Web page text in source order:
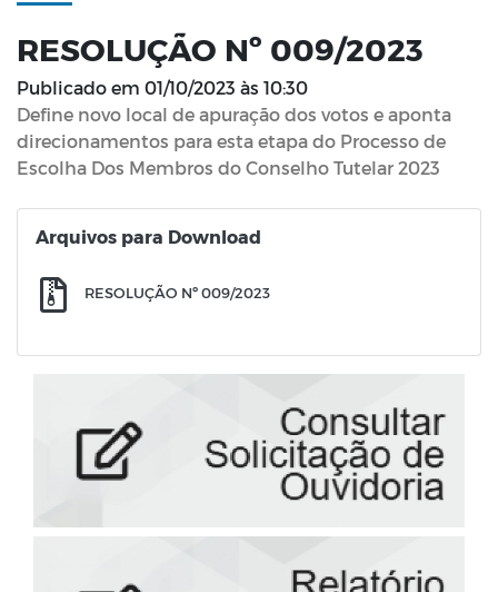
RESOLUÇÃO Nº 009/2023
Publicado em 01/10/2023 às 10:30
Define novo local de apuração dos votos e aponta
direcionamentos para esta etapa do Processo de
Escolha Dos Membros do Conselho Tutelar 2023
Arquivos para Download
RESOLUÇÃO Nº 009/2023